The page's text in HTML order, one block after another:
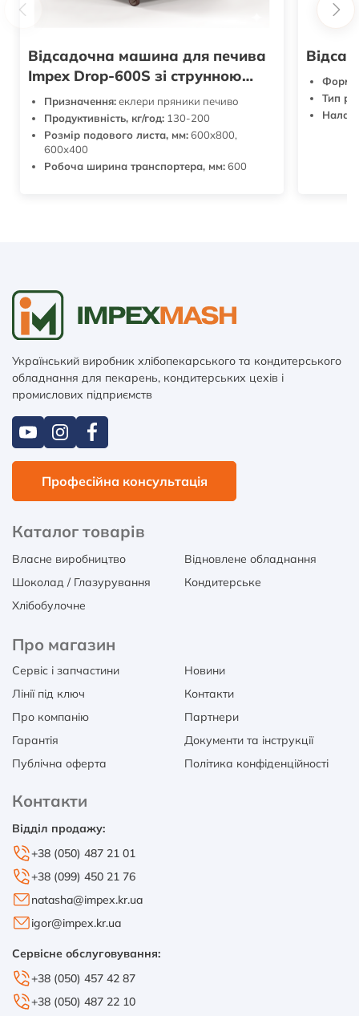
Відсадочна машина для печива
Impex Drop-600S зі струнною
різкою
Призначення:еклери пряники печиво
Продуктивність, кг/год: 130-200
Розмір подового листа, мм:600х800,
600х400
Робоча ширина транспортера, мм:600
Тип
Український виробник хлібопекарського та кондитерського
обладнання для пекарень, кондитерських цехів і
промислових підприємств
Професійна консультація
Каталог товарів
Власне виробництво
Відновлене обладнання
Шоколад / Глазурування
Кондитерське
Хлібобулочне
Про магазин
Сервіс і запчастини
Новини
Лінії під ключ
Контакти
Про компанію
Партнери
Гарантія
Документи та інструкції
Публічна оферта
Політика конфіденційності
Контакти
Відділ продажу:
+38 (050) 487 21 01
+38 (099) 450 21 76
natasha@impex.kr.ua
igor@impex.kr.ua
Сервісне обслуговування:
+38 (050) 457 42 87
+38 (050) 487 22 10